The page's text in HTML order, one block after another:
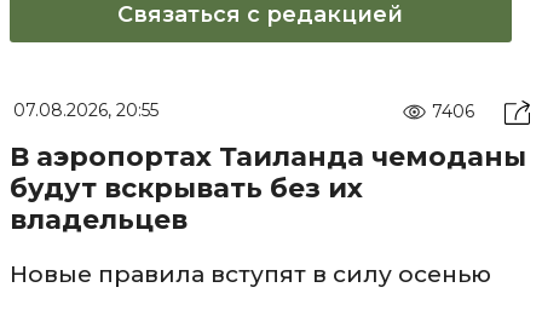
Связаться с редакцией
07.08.2026, 20:55 7406
В аэропортах Таиланда чемоданы
будут вскрывать без их
владельцев
Новые правила вступят в силу осенью